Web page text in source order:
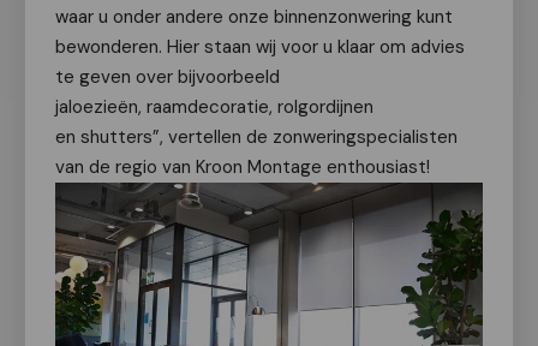
waar u onder andere onze binnenzonwering kunt
bewonderen. Hier staan wij voor u klaar om advies
te geven over bijvoorbeeld
jaloezieën, raamdecoratie, rolgordijnen
en shutters”, vertellen de zonweringspecialisten
van de regio van Kroon Montage enthousiast!